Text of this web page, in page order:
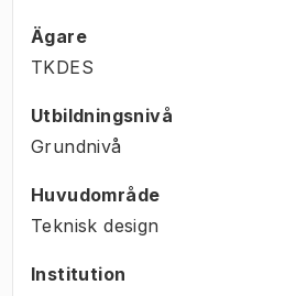
Ägare
TKDES
Utbildningsnivå
Grundnivå
Huvudområde
Teknisk design
Institution